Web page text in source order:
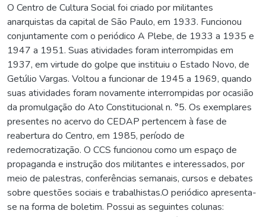
O Centro de Cultura Social foi criado por militantes
anarquistas da capital de São Paulo, em 1933. Funcionou
conjuntamente com o periódico A Plebe, de 1933 a 1935 e
1947 a 1951. Suas atividades foram interrompidas em
1937, em virtude do golpe que instituiu o Estado Novo, de
Getúlio Vargas. Voltou a funcionar de 1945 a 1969, quando
suas atividades foram novamente interrompidas por ocasião
da promulgação do Ato Constitucional n. °5. Os exemplares
presentes no acervo do CEDAP pertencem à fase de
reabertura do Centro, em 1985, período de
redemocratização. O CCS funcionou como um espaço de
propaganda e instrução dos militantes e interessados, por
meio de palestras, conferências semanais, cursos e debates
sobre questões sociais e trabalhistas.O periódico apresenta-
se na forma de boletim. Possui as seguintes colunas: